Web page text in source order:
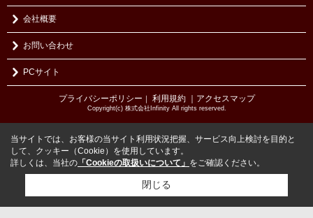
会社概要
お問い合わせ
PCサイト
プライバシーポリシー ｜ 利用規約 ｜アクセスマップ
Copyright(c) 株式会社Infinity All rights reserved.
当サイトでは、お客様の当サイト利用状況把握、サービス向上検討を目的と
して、クッキー（Cookie）を使用しています。
詳しくは、当社の 「Cookieの取扱いについて」 をご確認ください。
閉じる